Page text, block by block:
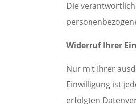
Die
Widerruf Ihrer
Nur mit Ihrer
Einwilligung ist
erfolgten